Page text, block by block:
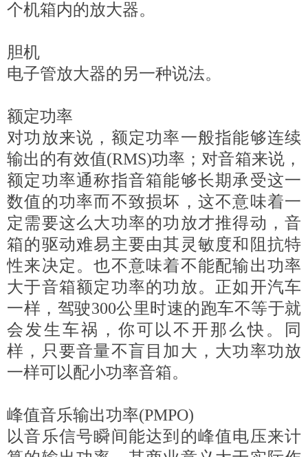
个机箱内的放大器。
胆机
电子管放大器的另一种说法。
额定功率
对功放来说，额定功率一般指能够连续
输出的有效值(RMS)功率；对音箱来说，
额定功率通称指音箱能够长期承受这一
数值的功率而不致损坏，这不意味着一
定需要这么大功率的功放才推得动，音
箱的驱动难易主要由其灵敏度和阻抗特
性来决定。也不意味着不能配输出功率
大于音箱额定功率的功放。正如开汽车
一样，驾驶300公里时速的跑车不等于就
会发生车祸，你可以不开那么快。同
样，只要音量不盲目加大，大功率功放
一样可以配小功率音箱。
峰值音乐输出功率(PMPO)
以音乐信号瞬间能达到的峰值电压来计